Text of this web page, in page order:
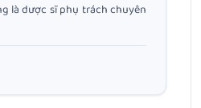
là dược sĩ phụ trách chuyên